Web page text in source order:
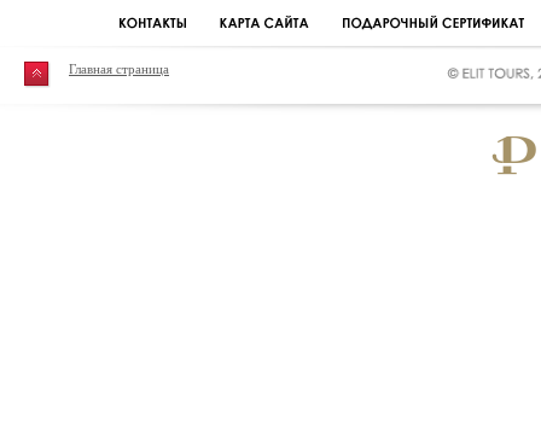
Главная страница